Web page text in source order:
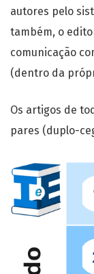
autores pelo
também, o
comunicação
(dentro da
Os artigos de
pares (duplo-